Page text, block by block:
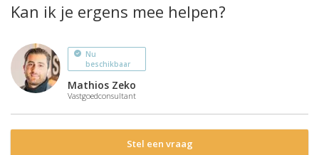
Kan ik je ergens mee helpen?
Nu
beschikbaar
Mathios Zeko
Vastgoedconsultant
Stel een vraag